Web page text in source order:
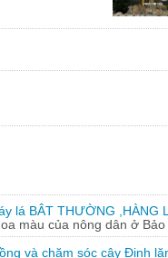
lá BÂT THƯỜNG
màu của nông dân ở
và chăm sóc cây Đinh